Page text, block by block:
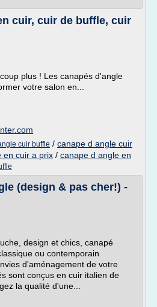
cuir, cuir de buffle, cuir
plus ! Les canapés d'angle
votre salon en...
cuir buffle / canape d angle cuir
en cuir a prix / canape d angle en
(design & pas cher!) -
design et chics, canapé
ou contemporain
d'aménagement de votre
sont conçus en cuir italien de
la qualité d'une...